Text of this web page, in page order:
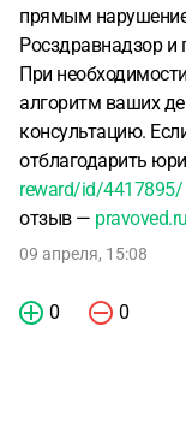
прямым
Росздравнадзор и
При
алгоритм ваших
консультацию.
отблагодарить
reward/id/4417895/
отзыв —
09 апреля, 15:08
0 0